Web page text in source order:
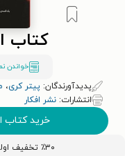
کتاب
خواندن
پدیدآورندگان: پیتر کری،
انتشارات: نشر افکار
خرید کتاب
٪۳۰ تخفیف اولین خرید کتاب با کد